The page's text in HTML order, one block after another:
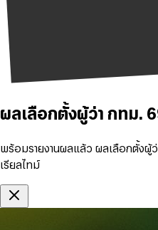
ผลเลือกตั้งผู้ว่า กทม.
พร้อมรายงานผลแล้ว ผลเลือกตั้งผู้
เรียลไทม์